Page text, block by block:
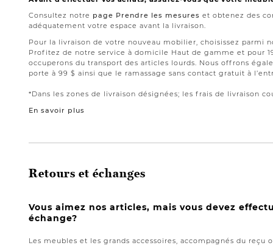
Consultez notre page Prendre les mesures et obtenez des
adéquatement votre espace avant la livraison.
Pour la livraison de votre nouveau mobilier, choisissez parmi
Profitez de notre service à domicile Haut de gamme et pour
occuperons du transport des articles lourds. Nous offrons
porte à 99 $ ainsi que le ramassage sans contact gratuit à
*Dans les zones de livraison désignées; les frais de livraison
En savoir plus
Retours et échanges
Vous aimez nos articles, mais vous devez
échange?
Les meubles et les grands accessoires, accompagnés du